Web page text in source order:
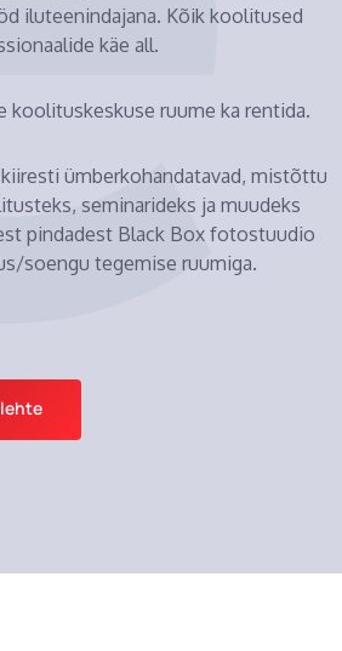
iluteenindajana. Kõik koolitused
käe all.
ruume ka rentida.
ümberkohandatavad, mistõttu
seminarideks ja muudeks
pindadest Black Box fotostuudio
soengu tegemise ruumiga.